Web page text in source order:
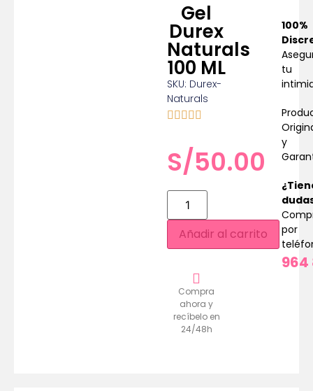
Gel
Durex
Naturals
100 ML
SKU: Durex-
Naturals
S/50.00
Añadir al carrito
Compra
ahora y
recíbelo en
24/48h
100%
tu
y
por
964